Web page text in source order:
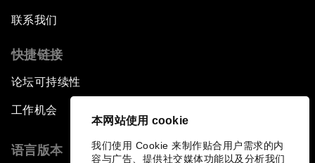
本网站使用 cookie
我们使用 Cookie 来制作贴合用户需求的内
容与广告、提供社交媒体功能以及分析我们
联系我们
快捷链接
论坛可持续性
工作机会
语言版本